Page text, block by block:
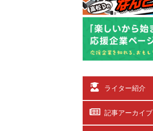
ライター紹介
記事アーカイブ